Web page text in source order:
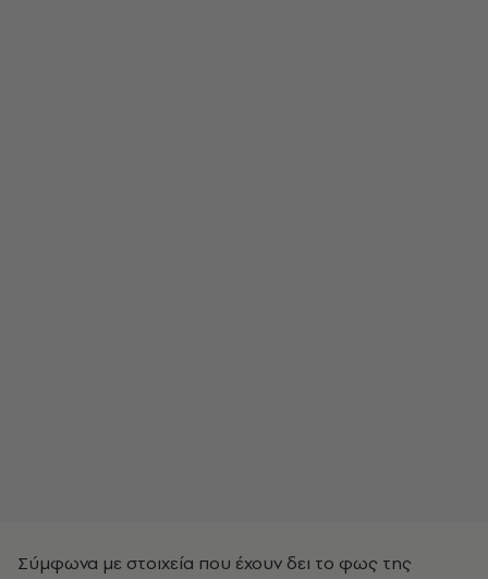
Σύμφωνα με στοιχεία που έχουν δει το φως της